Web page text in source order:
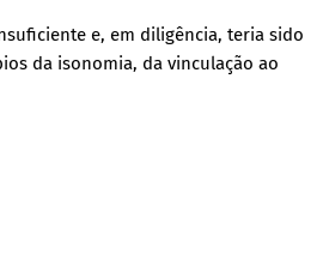
e, em diligência, teria sido
da isonomia, da vinculação ao